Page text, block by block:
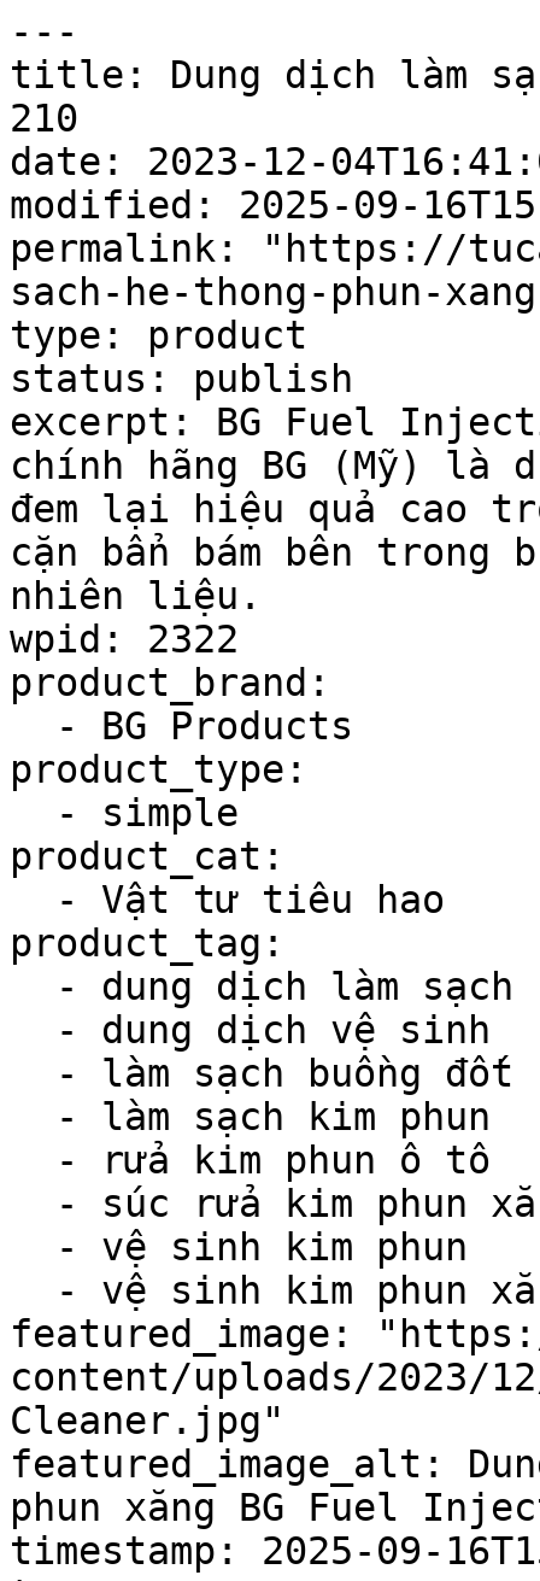
---
title: Dung dịch làm
210
date: 2023-12-
modified: 2025-09-
permalink: "https://
sach-he-thong-phun-
type: product
status: publish
excerpt: BG Fuel
chính hãng BG (Mỹ) là
đem lại hiệu quả cao
cặn bẩn bám bên trong
nhiên liệu.
wpid: 2322
product_brand:
product_type:
product_cat:
product_tag:
featured_image:
content/uploads/2023/
Cleaner.jpg"
featured_image_alt:
phun xăng BG Fuel
timestamp: 2025-09-